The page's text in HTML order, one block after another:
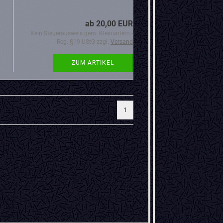
ab 20,00 EUR
Kein Steuerausweis gem. Kleinuntern.-
Reg. §19 UStG zzgl. Versand
ZUM ARTIKEL
1